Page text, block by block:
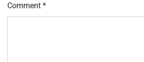
Comment *